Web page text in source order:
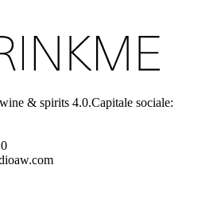
& spirits 4.0.Capitale sociale: